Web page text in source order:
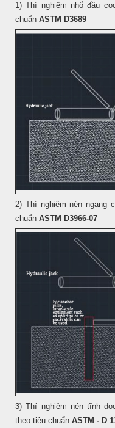
1) Thí nghiệm nhổ đầu
chuẩn ASTM D3689
2) Thí nghiệm nén ngang
chuẩn ASTM D3966-07
3) Thí nghiệm nén tĩnh
theo tiêu chuẩn ASTM - D